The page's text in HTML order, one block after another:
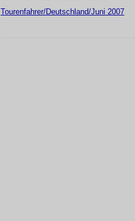
Tourenfahrer/Deutschland/Juni 2007